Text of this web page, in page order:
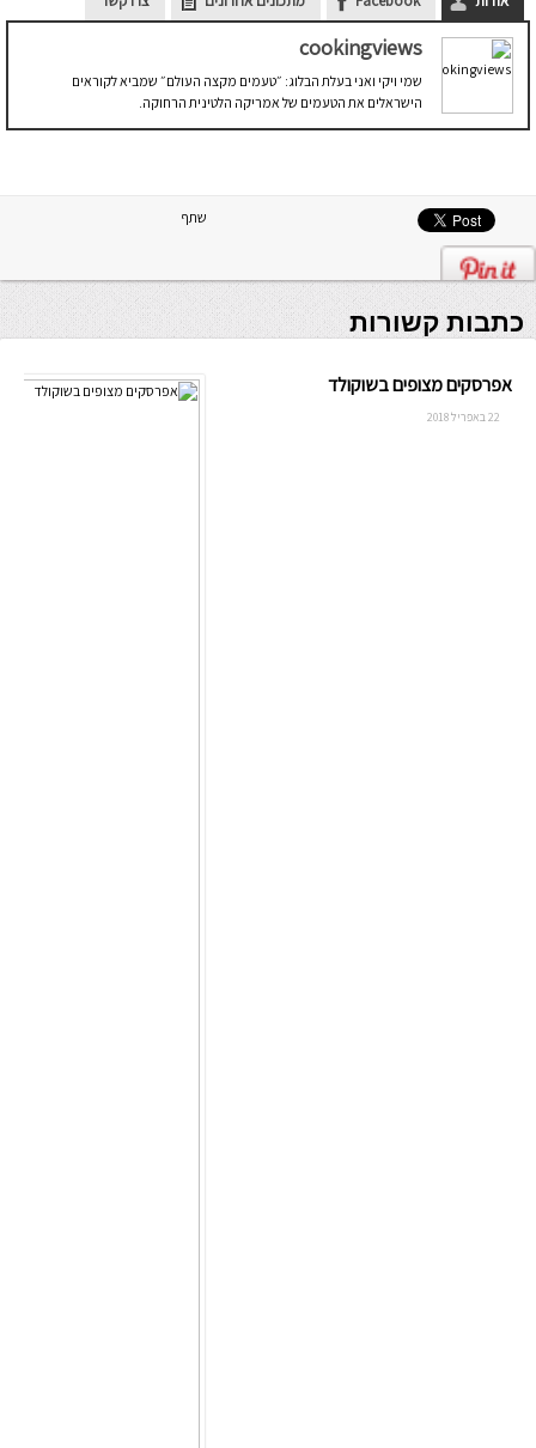
cookingviews
שמי ויקי ואני בעלת הבלוג: ״טעמים מקצה העולם״ שמביא לקוראים
הישראלים את הטעמים של אמריקה הלטינית הרחוקה.
שתף
כתבות קשורות
אפרסקים מצופים בשוקולד
22 באפריל 2018